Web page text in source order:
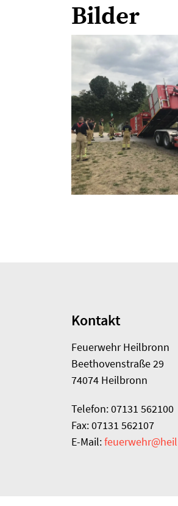
Bilder
Kontakt
Feuerwehr Heilbronn
Beethovenstraße 29
74074 Heilbronn
Telefon: 07131 562100
Fax: 07131 562107
E-Mail: